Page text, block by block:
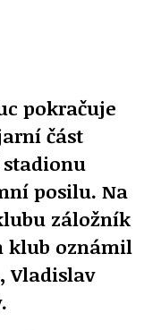
pokračuje
část
stadionu
posilu. Na
záložník
klub oznámil
Vladislav